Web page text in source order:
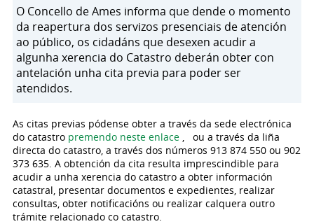
O Concello de Ames informa que dende o momento
da reapertura dos servizos presenciais de atención
ao público, os cidadáns que desexen acudir a
algunha xerencia do Catastro deberán obter con
antelación unha cita previa para poder ser
atendidos.
As citas previas pódense obter a través da sede electrónica
do catastro premendo neste enlace , ou a través da liña
directa do catastro, a través dos números 913 874 550 ou 902
373 635. A obtención da cita resulta imprescindible para
acudir a unha xerencia do catastro a obter información
catastral, presentar documentos e expedientes, realizar
consultas, obter notificacións ou realizar calquera outro
trámite relacionado co catastro.